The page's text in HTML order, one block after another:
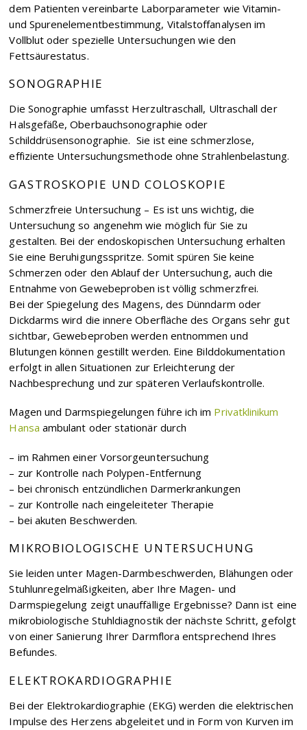
dem Patienten vereinbarte Laborparameter wie Vitamin-
und Spurenelementbestimmung, Vitalstoffanalysen im
Vollblut oder spezielle Untersuchungen wie den
Fettsäurestatus.
SONOGRAPHIE
Die Sonographie umfasst Herzultraschall, Ultraschall der
Halsgefäße, Oberbauchsonographie oder
Schilddrüsensonographie. Sie ist eine schmerzlose,
effiziente Untersuchungsmethode ohne Strahlenbelastung.
GASTROSKOPIE UND COLOSKOPIE
Schmerzfreie Untersuchung – Es ist uns wichtig, die
Untersuchung so angenehm wie möglich für Sie zu
gestalten. Bei der endoskopischen Untersuchung erhalten
Sie eine Beruhigungsspritze. Somit spüren Sie keine
Schmerzen oder den Ablauf der Untersuchung, auch die
Entnahme von Gewebeproben ist völlig schmerzfrei.
Bei der Spiegelung des Magens, des Dünndarm oder
Dickdarms wird die innere Oberfläche des Organs sehr gut
sichtbar, Gewebeproben werden entnommen und
Blutungen können gestillt werden. Eine Bilddokumentation
erfolgt in allen Situationen zur Erleichterung der
Nachbesprechung und zur späteren Verlaufskontrolle.
Magen und Darmspiegelungen führe ich im Privatklinikum
Hansa ambulant oder stationär durch
– im Rahmen einer Vorsorgeuntersuchung
– zur Kontrolle nach Polypen-Entfernung
– bei chronisch entzündlichen Darmerkrankungen
– zur Kontrolle nach eingeleiteter Therapie
– bei akuten Beschwerden.
MIKROBIOLOGISCHE UNTERSUCHUNG
Sie leiden unter Magen-Darmbeschwerden, Blähungen oder
Stuhlunregelmäßigkeiten, aber Ihre Magen- und
Darmspiegelung zeigt unauffällige Ergebnisse? Dann ist eine
mikrobiologische Stuhldiagnostik der nächste Schritt, gefolgt
von einer Sanierung Ihrer Darmflora entsprechend Ihres
Befundes.
ELEKTROKARDIOGRAPHIE
Bei der Elektrokardiographie (EKG) werden die elektrischen
Impulse des Herzens abgeleitet und in Form von Kurven im